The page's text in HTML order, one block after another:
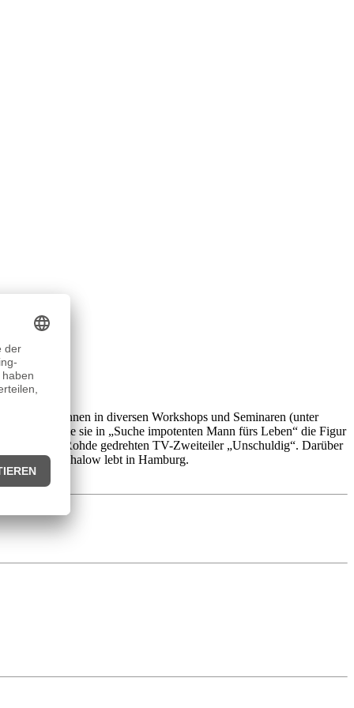
Können in diversen Workshops und Seminaren (unter
verkörperte sie in „Suche impotenten Mann fürs Leben“ die Figur
Nicolai Rohde gedrehten TV-Zweiteiler „Unschuldig“. Darüber
wurde. Schalow lebt in Hamburg.